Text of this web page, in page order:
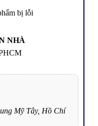
bị lỗi
NHÀ
Mỹ Tây, Hồ Chí